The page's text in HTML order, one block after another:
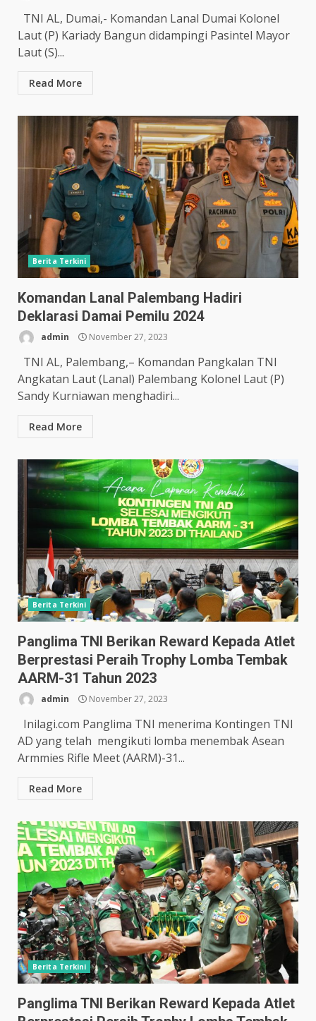
TNI AL, Dumai,- Komandan Lanal Dumai Kolonel
Laut (P) Kariady Bangun didampingi Pasintel Mayor
Laut (S)...
Read More
Berita Terkini
Komandan Lanal Palembang Hadiri
Deklarasi Damai Pemilu 2024
admin November 27, 2023
TNI AL, Palembang,– Komandan Pangkalan TNI
Angkatan Laut (Lanal) Palembang Kolonel Laut (P)
Sandy Kurniawan menghadiri...
Read More
Berita Terkini
Panglima TNI Berikan Reward Kepada Atlet
Berprestasi Peraih Trophy Lomba Tembak
AARM-31 Tahun 2023
admin November 27, 2023
Inilagi.com Panglima TNI menerima Kontingen TNI
AD yang telah mengikuti lomba menembak Asean
Armmies Rifle Meet (AARM)-31...
Read More
Berita Terkini
Panglima TNI Berikan Reward Kepada Atlet